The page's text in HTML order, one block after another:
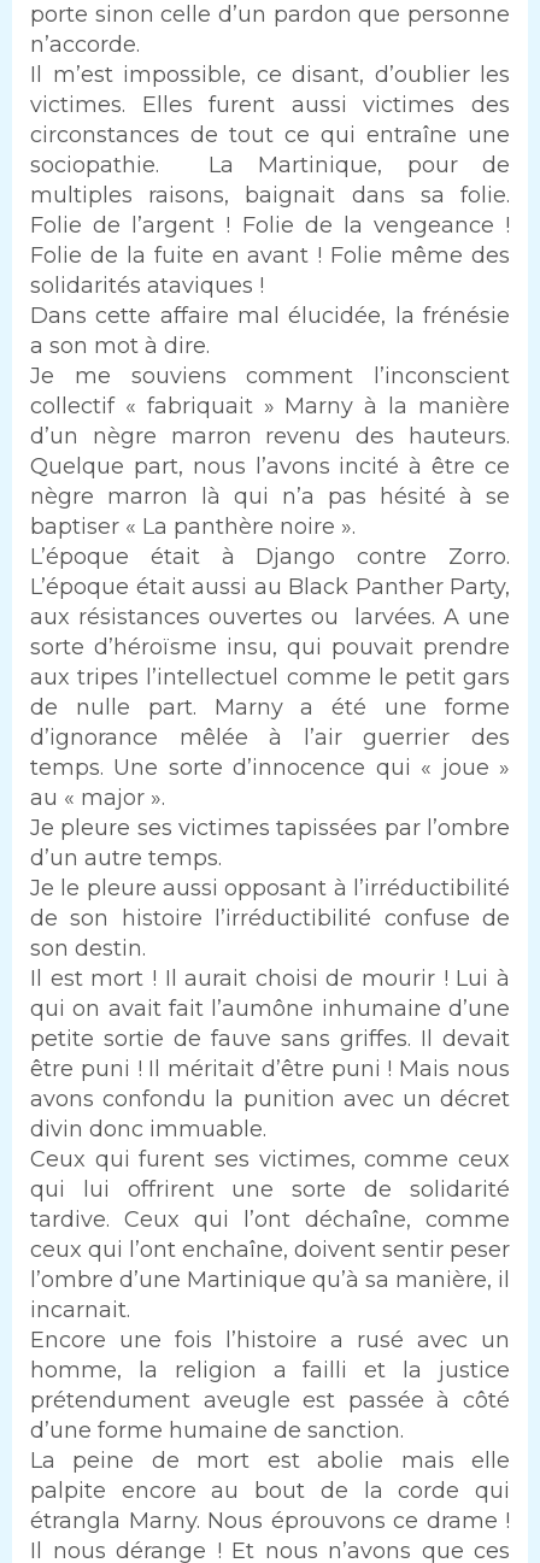
porte sinon celle d’un pardon que personne
n’accorde.
Il m’est impossible, ce disant, d’oublier les
victimes. Elles furent aussi victimes des
circonstances de tout ce qui entraîne une
sociopathie. La Martinique, pour de
multiples raisons, baignait dans sa folie.
Folie de l’argent ! Folie de la vengeance !
Folie de la fuite en avant ! Folie même des
solidarités ataviques !
Dans cette affaire mal élucidée, la frénésie
a son mot à dire.
Je me souviens comment l’inconscient
collectif « fabriquait » Marny à la manière
d’un nègre marron revenu des hauteurs.
Quelque part, nous l’avons incité à être ce
nègre marron là qui n’a pas hésité à se
baptiser « La panthère noire ».
L’époque était à Django contre Zorro.
L’époque était aussi au Black Panther Party,
aux résistances ouvertes ou larvées. A une
sorte d’héroïsme insu, qui pouvait prendre
aux tripes l’intellectuel comme le petit gars
de nulle part. Marny a été une forme
d’ignorance mêlée à l’air guerrier des
temps. Une sorte d’innocence qui « joue »
au « major ».
Je pleure ses victimes tapissées par l’ombre
d’un autre temps.
Je le pleure aussi opposant à l’irréductibilité
de son histoire l’irréductibilité confuse de
son destin.
Il est mort ! Il aurait choisi de mourir ! Lui à
qui on avait fait l’aumône inhumaine d’une
petite sortie de fauve sans griffes. Il devait
être puni ! Il méritait d’être puni ! Mais nous
avons confondu la punition avec un décret
divin donc immuable.
Ceux qui furent ses victimes, comme ceux
qui lui offrirent une sorte de solidarité
tardive. Ceux qui l’ont déchaîne, comme
ceux qui l’ont enchaîne, doivent sentir peser
l’ombre d’une Martinique qu’à sa manière, il
incarnait.
Encore une fois l’histoire a rusé avec un
homme, la religion a failli et la justice
prétendument aveugle est passée à côté
d’une forme humaine de sanction.
La peine de mort est abolie mais elle
palpite encore au bout de la corde qui
étrangla Marny. Nous éprouvons ce drame !
Il nous dérange ! Et nous n’avons que ces